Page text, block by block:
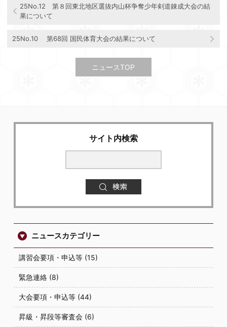
25No.12 第８回東北地区選抜内山杯争奪少年剣道錬成大会の結
果について
25No.10 第68回 国民体育大会の結果について
ニュースTOP
サイト内検索
ニュースカテゴリー
講習会要項・申込等 (15)
緊急連絡 (8)
大会要項・申込等 (44)
昇級・昇段等審査会 (6)